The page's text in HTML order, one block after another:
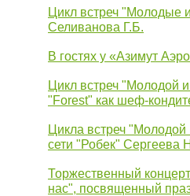
Цикл встреч "Молодые
Селиванова Г.Б.
В гостях у «Азимут
Цикл встреч "Молодой
"Forest" как шеф-
Цикла встреч
сети "Робек" Сергеева
Торжественный
нас", посвященный